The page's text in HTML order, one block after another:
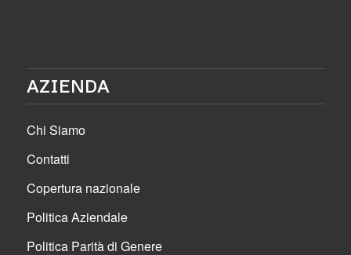
AZIENDA
Chi Siamo
Contatti
Copertura nazionale
Politica Aziendale
Politica Parità di Genere